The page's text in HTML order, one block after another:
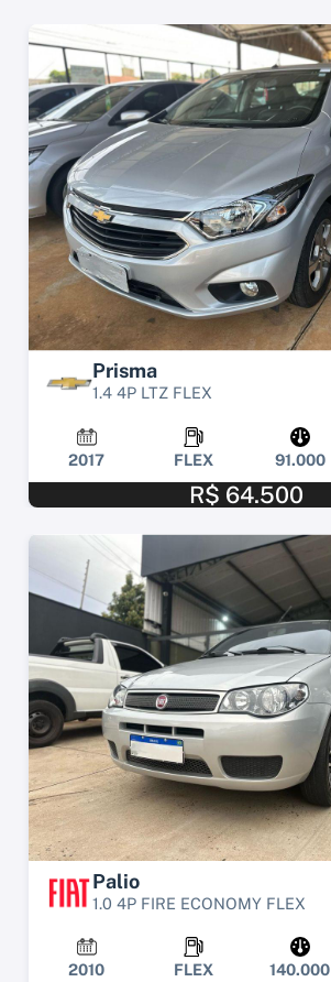
Prisma
1.4 4P LTZ FLEX
2017 FLEX 91.000
R$ 64.500
Palio
1.0 4P FIRE ECONOMY FLEX
2010 FLEX 140.000